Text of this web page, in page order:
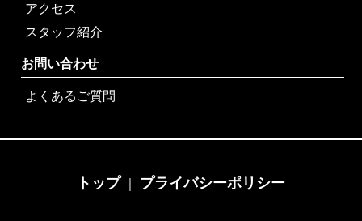
アクセス
スタッフ紹介
お問い合わせ
よくあるご質問
トップ｜ プライバシーポリシー